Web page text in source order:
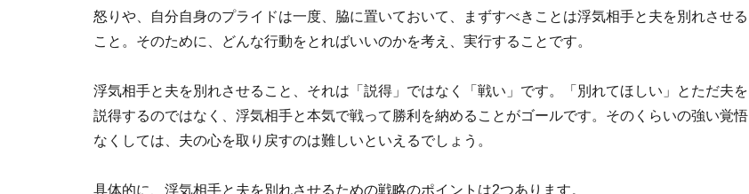
怒りや、自分自身のプライドは一度、脇に置いておいて、まずすべきことは浮気相手と夫を別れさせる
こと。そのために、どんな行動をとればいいのかを考え、実行することです。
浮気相手と夫を別れさせること、それは「説得」ではなく「戦い」です。「別れてほしい」とただ夫を
説得するのではなく、浮気相手と本気で戦って勝利を納めることがゴールです。そのくらいの強い覚悟
なくしては、夫の心を取り戻すのは難しいといえるでしょう。
具体的に、浮気相手と夫を別れさせるための戦略のポイントは2つあります。